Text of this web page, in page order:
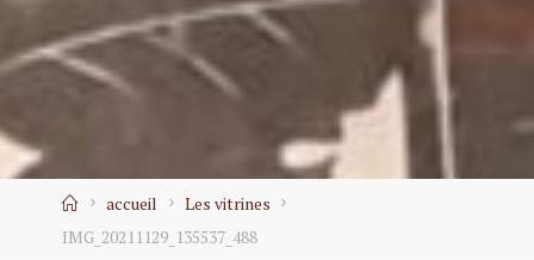
Home
accueil
Les vitrines
IMG_20211129_135537_488